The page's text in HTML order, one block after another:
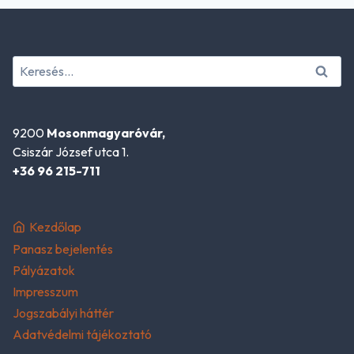
Keresés:
9200 Mosonmagyaróvár,
Csiszár József utca 1.
+36 96 215-711
Kezdőlap
Panasz bejelentés
Pályázatok
Impresszum
Jogszabályi háttér
Adatvédelmi tájékoztató